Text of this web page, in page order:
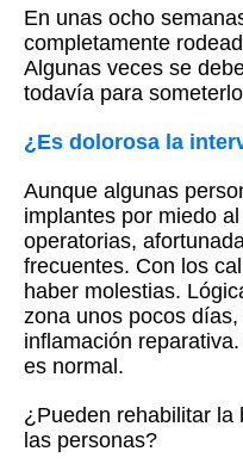
En unas ocho
completamente
Algunas veces se
todavía para
¿Es dolorosa la
Aunque algunas
implantes por miedo
operatorias,
frecuentes. Con los
haber molestias.
zona unos pocos
inflamación
es normal.
¿Pueden rehabilitar la
las personas?